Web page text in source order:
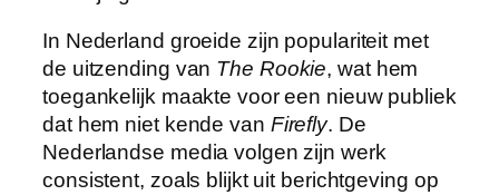
In Nederland groeide zijn populariteit met
de uitzending van The Rookie, wat hem
toegankelijk maakte voor een nieuw publiek
dat hem niet kende van Firefly. De
Nederlandse media volgen zijn werk
consistent, zoals blijkt uit berichtgeving op